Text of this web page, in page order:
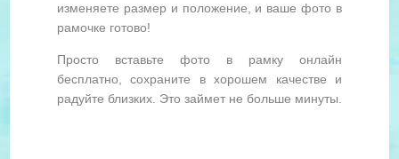
изменяете размер и положение, и ваше фото в
рамочке готово!
Просто вставьте фото в рамку онлайн
бесплатно, сохраните в хорошем качестве и
радуйте близких. Это займет не больше минуты.